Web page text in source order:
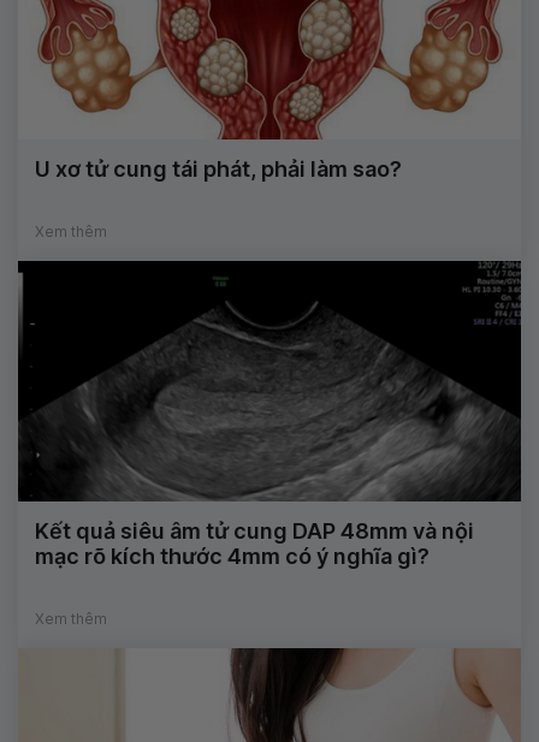
U xơ tử cung tái phát, phải làm sao?
Xem thêm
Kết quả siêu âm tử cung DAP 48mm và nội
mạc rõ kích thước 4mm có ý nghĩa gì?
Xem thêm